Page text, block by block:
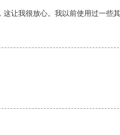
让我很放心。我以前使用过一些